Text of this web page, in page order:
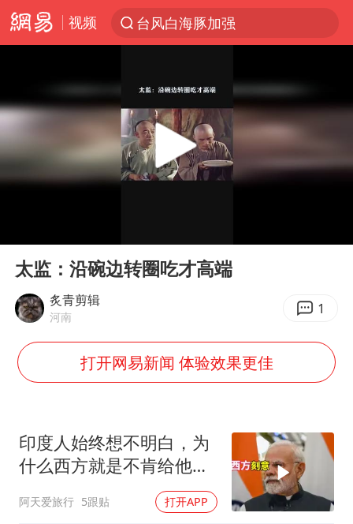
视频
台风白海豚加强
官方通报教师招聘笔试前13名被淘汰
向鹏0-3不敌张本智和
“立秋的第一杯奶茶”又爆单了
国防部：中国军队坚决反制任何闹海挑衅图谋
台湾海峡南口北上船舶实施交通管制
福建泉州市委书记张毅恭被查
今日立秋你咬秋了吗
Play
太监：沿碗边转圈吃才高端
炙青剪辑
河南 1
打开网易新闻 体验效果更佳
印度人始终想不明白，为
什么西方就是不肯给他们
阿天爱旅行 5跟贴 打开APP